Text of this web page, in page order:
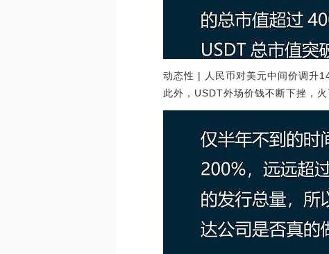
动态性 | 人民币对美元中间价调升
此外，USDT外场价钱不断下挫，